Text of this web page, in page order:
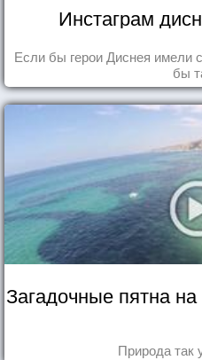
Инстаграм
Если бы герои Диснея имели
бы
Загадочные пятна
Природа так